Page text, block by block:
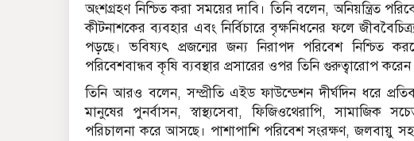
অংশগ্রহণ নিশ্চিত করা সময়ের দাবি। তিনি বলেন, অনিয়ন্ত্রিত
কীটনাশকের ব্যবহার এবং নির্বিচারে বৃক্ষনিধনের ফলে
পড়ছে। ভবিষ্যৎ প্রজন্মের জন্য নিরাপদ পরিবেশ নিশ্চিত
পরিবেশবান্ধব কৃষি ব্যবস্থার প্রসারের ওপর তিনি গুরুত্বারোপ করেন।
তিনি আরও বলেন, সম্প্রীতি এইড ফাউন্ডেশন দীর্ঘদিন ধরে
মানুষের পুনর্বাসন, স্বাস্থ্যসেবা, ফিজিওথেরাপি, সামাজিক
পরিচালনা করে আসছে। পাশাপাশি পরিবেশ সংরক্ষণ, জলবায়ু